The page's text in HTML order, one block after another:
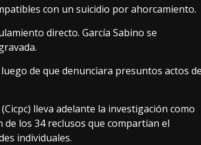
con un suicidio por ahorcamiento.
directo. García Sabino se
de que denunciara presuntos actos
lleva adelante la investigación como
los 34 reclusos que compartían el
individuales.